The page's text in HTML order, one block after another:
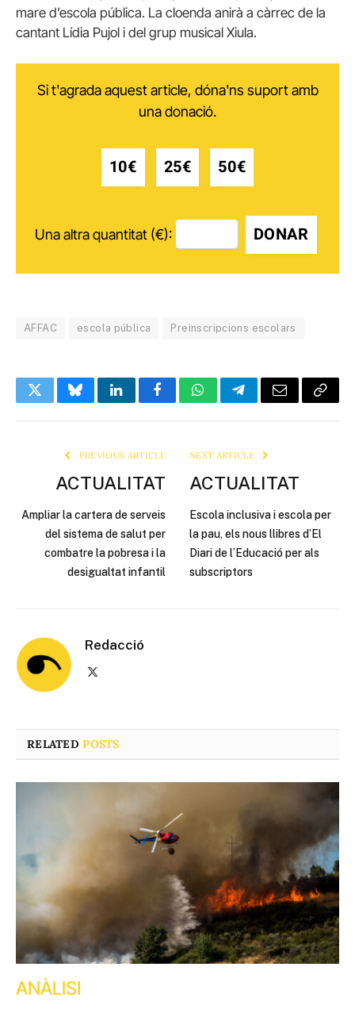
mare d’escola pública. La cloenda anirà a càrrec de la
cantant Lídia Pujol i del grup musical Xiula.
Si t'agrada aquest article, dóna'ns suport amb
una donació.
10€ 25€ 50€
Una altra quantitat (€): DONAR
AFFAC escola pública Preinscripcions escolars
TwitterBlueskyLinkedInFacebookWhatsAppTelegramEmail Copy
PREVIOUS ARTICLE
ACTUALITAT
Ampliar la cartera de serveis
del sistema de salut per
combatre la pobresa i la
desigualtat infantil
NEXT ARTICLE
ACTUALITAT
Escola inclusiva i escola per
la pau, els nous llibres d’El
Diari de l’Educació per als
subscriptors
Redacció
RELATEDPOSTS
ANÀLISI